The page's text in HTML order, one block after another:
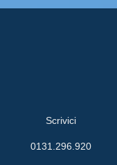
Scrivici
0131.296.920